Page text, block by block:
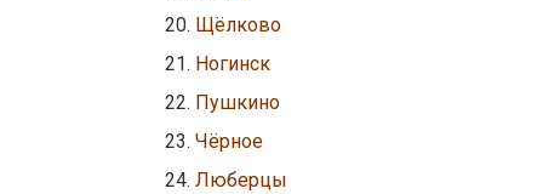
Щёлково
Ногинск
Пушкино
Чёрное
Люберцы